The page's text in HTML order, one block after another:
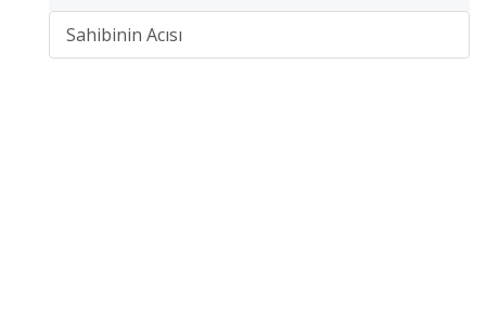
Sahibinin Acısı